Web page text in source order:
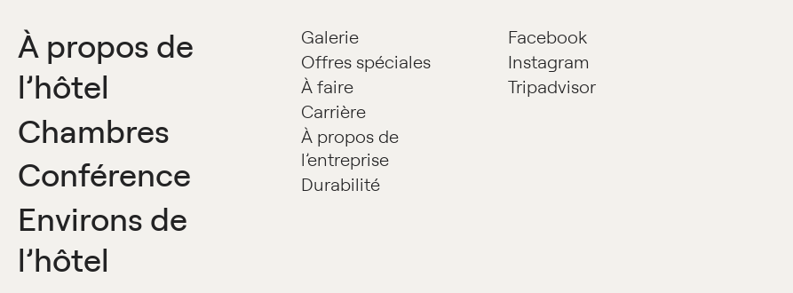
À propos de
l’hôtel
Chambres
Conférence
Environs de
l’hôtel
Galerie
Offres spéciales
À faire
Carrière
À propos de
l’entreprise
Durabilité
Facebook
Instagram
Tripadvisor